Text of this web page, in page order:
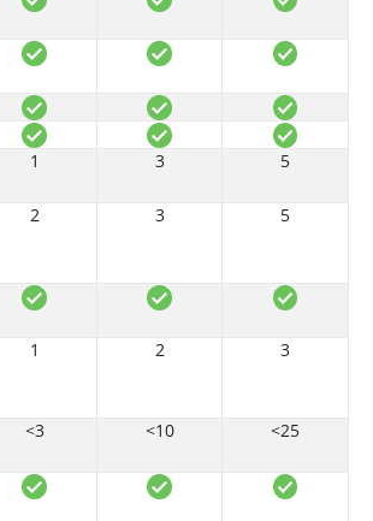
1 3 5
2 3 5
1 2 3
<3 <10 <25